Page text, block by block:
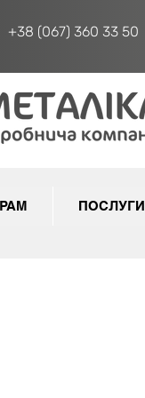
+38 (067) 360 33 50
ПОСЛУГИ